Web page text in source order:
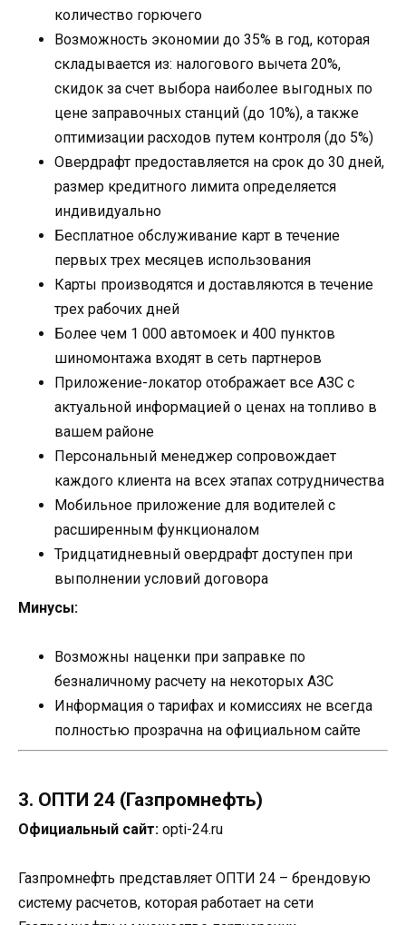
количество горючего
Возможность экономии до 35% в год, которая
складывается из: налогового вычета 20%,
скидок за счет выбора наиболее выгодных по
цене заправочных станций (до 10%), а также
оптимизации расходов путем контроля (до 5%)
Овердрафт предоставляется на срок до 30 дней,
размер кредитного лимита определяется
индивидуально
Бесплатное обслуживание карт в течение
первых трех месяцев использования
Карты производятся и доставляются в течение
трех рабочих дней
Более чем 1 000 автомоек и 400 пунктов
шиномонтажа входят в сеть партнеров
Приложение-локатор отображает все АЗС с
актуальной информацией о ценах на топливо в
вашем районе
Персональный менеджер сопровождает
каждого клиента на всех этапах сотрудничества
Мобильное приложение для водителей с
расширенным функционалом
Тридцатидневный овердрафт доступен при
выполнении условий договора
Минусы:
Возможны наценки при заправке по
безналичному расчету на некоторых АЗС
Информация о тарифах и комиссиях не всегда
полностью прозрачна на официальном сайте
3. ОПТИ 24 (Газпромнефть)
Официальный сайт: opti-24.ru
Газпромнефть представляет ОПТИ 24 – брендовую
систему расчетов, которая работает на сети